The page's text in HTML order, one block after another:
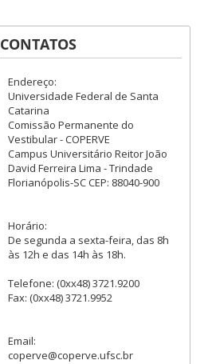
CONTATOS
Endereço:
Universidade Federal de Santa
Catarina
Comissão Permanente do
Vestibular - COPERVE
Campus Universitário Reitor João
David Ferreira Lima - Trindade
Florianópolis-SC CEP: 88040-900
Horário:
De segunda a sexta-feira, das 8h
às 12h e das 14h às 18h.
Telefone: (0xx48) 3721.9200
Fax: (0xx48) 3721.9952
Email:
coperve@coperve.ufsc.br